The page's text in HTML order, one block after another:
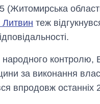
(Житомирська
теж
контролю,
за виконання
впродовж останніх